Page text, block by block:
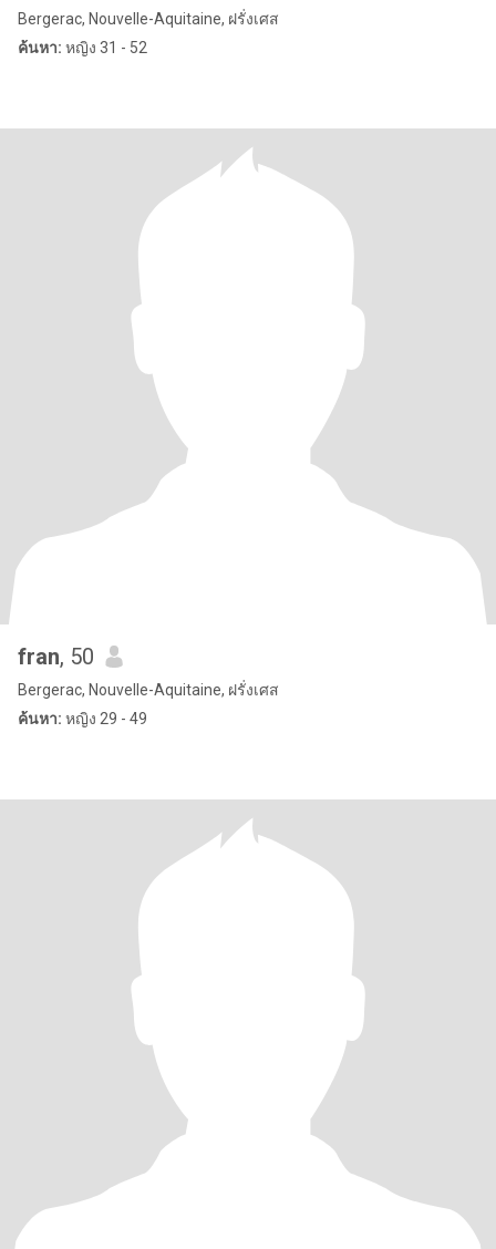
Bergerac, Nouvelle-Aquitaine, ฝรั่งเศส
ค้นหา: หญิง 31 - 52
fran, 50
Bergerac, Nouvelle-Aquitaine, ฝรั่งเศส
ค้นหา: หญิง 29 - 49